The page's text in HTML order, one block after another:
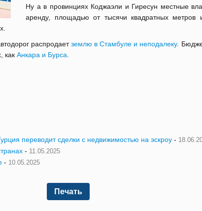
Ну а в провинциях Коджаэли и Гиресун местные
аренду, площадью от тысячи квадратных метров
распродаетземлю в Стамбуле и неподалеку.
как Анкара и Бурса
переводит сделки с недвижимостью на эскроу -
- 11.05.2025
- 10.05.2025
Печать